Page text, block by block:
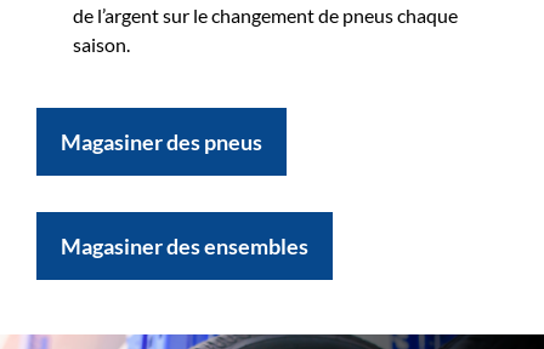
de l’argent sur le changement de pneus chaque
saison.
Magasiner des pneus
Magasiner des ensembles